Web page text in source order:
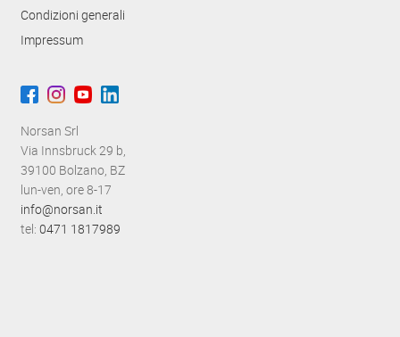
Condizioni generali
Impressum
Norsan Srl
Via Innsbruck 29 b,
39100 Bolzano, BZ
lun-ven, ore 8-17
info@norsan.it
tel: 0471 1817989